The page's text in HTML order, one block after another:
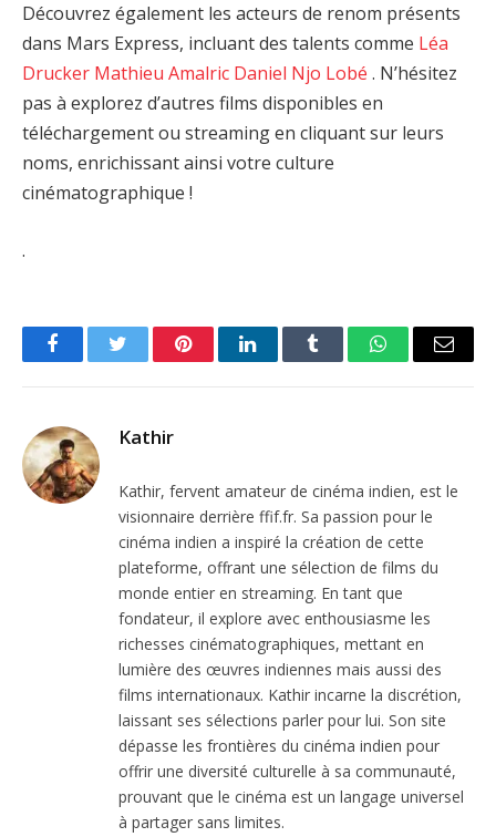
Découvrez également les acteurs de renom présents
dans Mars Express, incluant des talents comme Léa
Drucker Mathieu Amalric Daniel Njo Lobé . N’hésitez
pas à explorez d’autres films disponibles en
téléchargement ou streaming en cliquant sur leurs
noms, enrichissant ainsi votre culture
cinématographique !
.
FacebookTwitter PinterestLinkedInTumblr WhatsAppEmail
Kathir
Kathir, fervent amateur de cinéma indien, est le
visionnaire derrière ffif.fr. Sa passion pour le
cinéma indien a inspiré la création de cette
plateforme, offrant une sélection de films du
monde entier en streaming. En tant que
fondateur, il explore avec enthousiasme les
richesses cinématographiques, mettant en
lumière des œuvres indiennes mais aussi des
films internationaux. Kathir incarne la discrétion,
laissant ses sélections parler pour lui. Son site
dépasse les frontières du cinéma indien pour
offrir une diversité culturelle à sa communauté,
prouvant que le cinéma est un langage universel
à partager sans limites.